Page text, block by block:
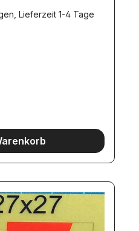
Lieferzeit 1-4 Tage